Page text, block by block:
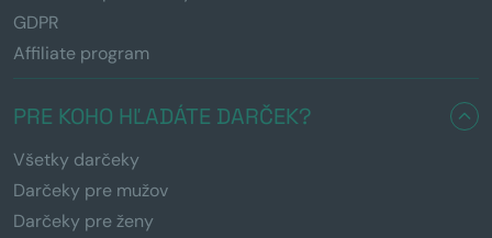
GDPR
Affiliate program
PRE KOHO HĽADÁTE DARČEK?
Všetky darčeky
Darčeky pre mužov
Darčeky pre ženy